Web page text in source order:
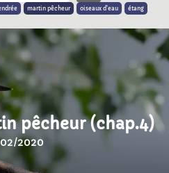
martin pêcheur oiseaux d'eau étang
pêcheur (chap.4)
2020